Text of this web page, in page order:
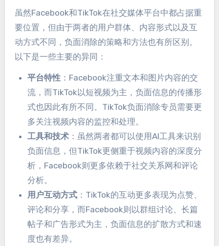
虽然Facebook和TikTok在社交媒体平台中都占据重
要位置，但由于两者的用户群体、内容形式以及互
动方式不同，负面消除的策略和方法也有所区别。
以下是一些主要的异同：
平台特性：Facebook注重文本和图片内容的交
流，而TikTok以短视频为主，负面信息的传播形
式也因此有所不同。TikTok负面消除专员需要更
多关注视频内容的监控和处理。
工具和技术：虽然两者都可以使用AI工具来识别
负面信息，但TikTok更侧重于视频内容的深度分
析，Facebook则更多依赖于社交关系网和评论
分析。
用户互动方式：TikTok的互动更多表现为点赞、
评论和分享，而Facebook则以群组讨论、长篇
帖子和广告形式为主，负面信息的扩散方式和速
度也有差异。